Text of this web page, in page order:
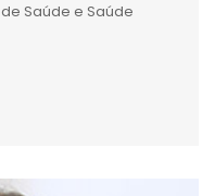
Saúde e Saúde